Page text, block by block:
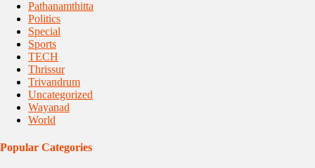
Pathanamthitta
Politics
Special
Sports
TECH
Thrissur
Trivandrum
Uncategorized
Wayanad
World
Popular Categories